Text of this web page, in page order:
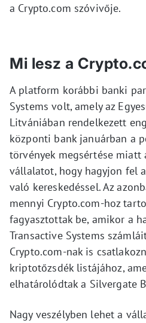
a Crypto.com szóvivője.
Mi lesz a
A platform korábbi banki
Systems volt, amely az
Litvániában rendelkezett
központi bank januárban a
törvények megsértése miatt
vállalatot, hogy hagyjon fel
való kereskedéssel. Az
mennyi Crypto.com-hoz
fagyasztottak be, amikor a
Transactive Systems
Crypto.com-nak is
kriptotőzsdék listájához,
elhatárolódtak a Silvergate
Nagy veszélyben lehet a